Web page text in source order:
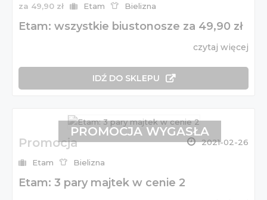
za 49,90 zł Etam Bielizna
Etam: wszystkie biustonosze za 49,90 zł
czytaj więcej
IDŹ DO SKLEPU
Promocja 2021-02-26
Etam Bielizna
Etam: 3 pary majtek w cenie 2
PROMOCJA WYGASŁA